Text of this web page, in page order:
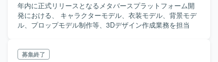
年内に正式リリースとなるメタバースプラットフォーム開
発における、 キャラクターモデル、衣装モデル、背景モデ
ル、プロップモデル制作等、3Dデザイン作成業務を担当
募集終了